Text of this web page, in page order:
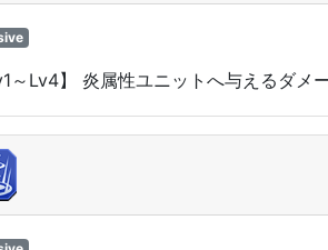
～Lv4】 炎属性ユニットへ与えるダ